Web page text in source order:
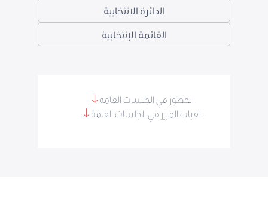
الدائرة الانتخابية
القائمة الإنتخابية
الحضور في الجلسات العامة
الغياب المبرر في الجلسات العامة